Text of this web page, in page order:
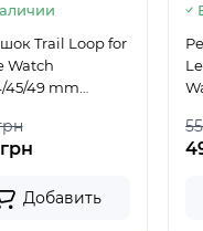
Trail Loop for
Watch
45/49 mm
Добавить